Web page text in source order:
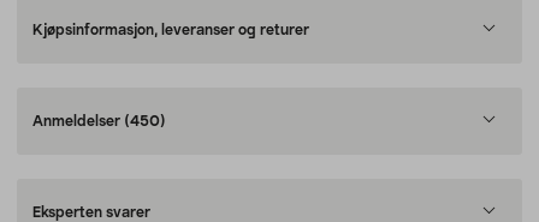
Kjøpsinformasjon, leveranser og returer
Anmeldelser (450)
Eksperten svarer